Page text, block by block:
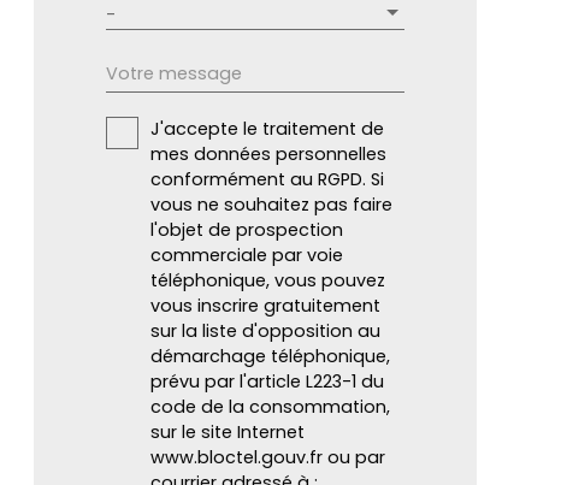
-
Votre message
J'accepte le traitement de
mes données personnelles
conformément au RGPD. Si
vous ne souhaitez pas faire
l'objet de prospection
commerciale par voie
téléphonique, vous pouvez
vous inscrire gratuitement
sur la liste d'opposition au
démarchage téléphonique,
prévu par l'article L223-1 du
code de la consommation,
sur le site Internet
www.bloctel.gouv.fr ou par